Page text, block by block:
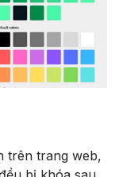
trên trang web,